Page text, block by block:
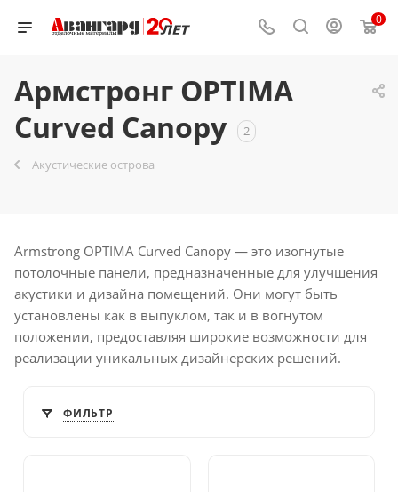
0
Армстронг OPTIMA
Curved Canopy
2
Акустические острова
Armstrong OPTIMA Curved Canopy — это изогнутые
потолочные панели, предназначенные для улучшения
акустики и дизайна помещений. Они могут быть
установлены как в выпуклом, так и в вогнутом
положении, предоставляя широкие возможности для
реализации уникальных дизайнерских решений.
ФИЛЬТР